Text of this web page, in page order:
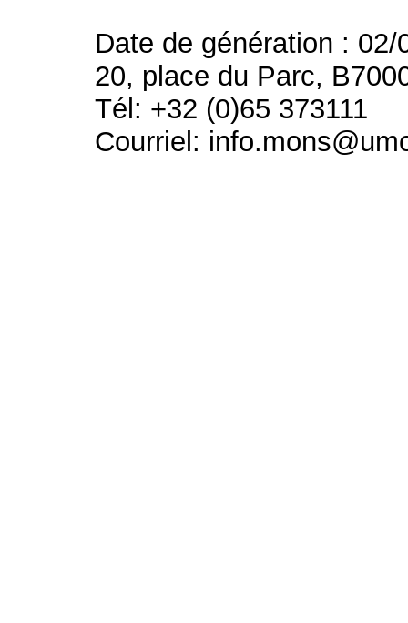
Date de génération : 02/
20, place du Parc,
Tél: +32 (0)65 373111
Courriel: